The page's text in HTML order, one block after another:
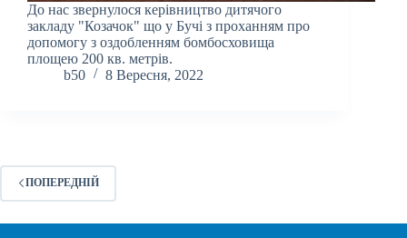
До нас звернулося керівництво дитячого
закладу "Козачок" що у Бучі з проханням про
допомогу з оздобленням бомбосховища
площею 200 кв. метрів.
b50
8 Вересня, 2022
ПОПЕРЕДНІЙ